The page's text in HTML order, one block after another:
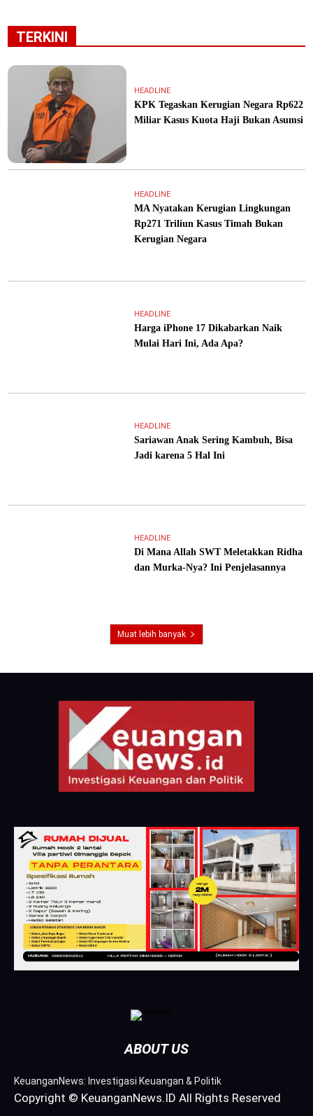
TERKINI
HEADLINE
KPK Tegaskan Kerugian Negara Rp622
Miliar Kasus Kuota Haji Bukan Asumsi
HEADLINE
MA Nyatakan Kerugian Lingkungan
Rp271 Triliun Kasus Timah Bukan
Kerugian Negara
HEADLINE
Harga iPhone 17 Dikabarkan Naik
Mulai Hari Ini, Ada Apa?
HEADLINE
Sariawan Anak Sering Kambuh, Bisa
Jadi karena 5 Hal Ini
HEADLINE
Di Mana Allah SWT Meletakkan Ridha
dan Murka-Nya? Ini Penjelasannya
Muat lebih banyak
ABOUT US
KeuanganNews: Investigasi Keuangan & Politik
Copyright © KeuanganNews.ID All Rights Reserved